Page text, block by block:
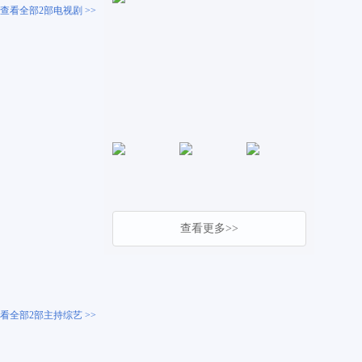
查看全部2部电视剧 >>
全部2部主持综艺 >>
查看更多>>